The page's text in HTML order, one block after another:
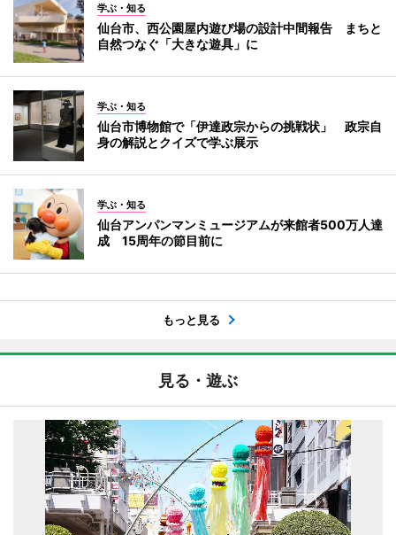
学ぶ・知る
仙台市、西公園屋内遊び場の設計中間報告 まちと
自然つなぐ「大きな遊具」に
学ぶ・知る
仙台市博物館で「伊達政宗からの挑戦状」 政宗自
身の解説とクイズで学ぶ展示
学ぶ・知る
仙台アンパンマンミュージアムが来館者500万人達
成 15周年の節目前に
もっと見る
見る・遊ぶ